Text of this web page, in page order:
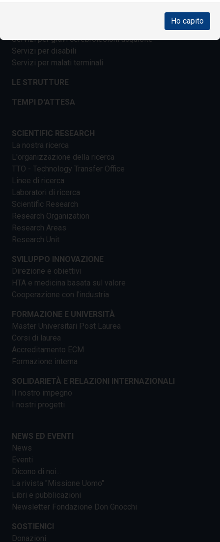
Ho capito
Servizi per gravi cerebrolesioni acquisite
Servizi per disabili
Servizi per malati terminali
LE STRUTTURE
TEMPI D'ATTESA
SCIENTIFIC RESEARCH
La nostra ricerca
L'organizzazione della ricerca
TTO - Technology Transfer Office
Linee di ricerca
Laboratori di ricerca
Scientific Research
Research Organization
Research Areas
Research Unit
SVILUPPO INNOVAZIONE
Direzione e obiettivi
HTA e medicina basata sul valore
Cooperazione con l'industria
FORMAZIONE E UNIVERSITÀ
Master Universitari Post Laurea
Corsi di laurea
Accreditamento ECM
Formazione interna
SOLIDARIETÀ E RELAZIONI INTERNAZIONALI
Il nostro impegno
I nostri progetti
NEWS ED EVENTI
News
Eventi
Dicono di noi...
La rivista "Missione Uomo"
Libri e pubblicazioni
Newsletter Fondazione Don Gnocchi
SOSTIENICI
Donazioni